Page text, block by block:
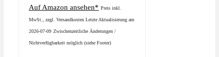
Auf Amazon ansehen* Preis inkl.
MwSt., zzgl. Versandkosten Letzte Aktualisierung am
2026-07-09 Zwischenzeitliche Änderungen /
Nichtverfügbarkeit möglich (siehe Footer)